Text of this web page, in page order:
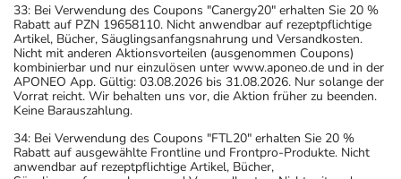
33: Bei Verwendung des Coupons "Canergy20" erhalten Sie 20 %
Rabatt auf PZN 19658110. Nicht anwendbar auf rezeptpflichtige
Artikel, Bücher, Säuglingsanfangsnahrung und Versandkosten.
Nicht mit anderen Aktionsvorteilen (ausgenommen Coupons)
kombinierbar und nur einzulösen unter www.aponeo.de und in der
APONEO App. Gültig: 03.08.2026 bis 31.08.2026. Nur solange der
Vorrat reicht. Wir behalten uns vor, die Aktion früher zu beenden.
Keine Barauszahlung.
34: Bei Verwendung des Coupons "FTL20" erhalten Sie 20 %
Rabatt auf ausgewählte Frontline und Frontpro-Produkte. Nicht
anwendbar auf rezeptpflichtige Artikel, Bücher,